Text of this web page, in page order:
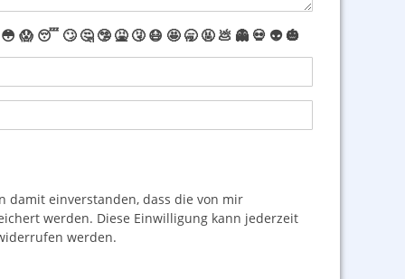
😳 😱 😴 🙄 🤔 🤥 🤮 🤧 😷 🤩 🥱 🤬 💩 👻 💀 👽 🎃
einverstanden, dass die von mir
werden. Diese Einwilligung kann jederzeit
werden.